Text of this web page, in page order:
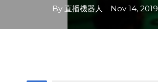
By 直播機器人 Nov 14, 2019